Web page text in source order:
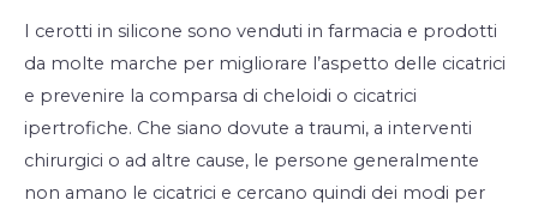
I cerotti in silicone sono venduti in farmacia e prodotti
da molte marche per migliorare l’aspetto delle cicatrici
e prevenire la comparsa di cheloidi o cicatrici
ipertrofiche. Che siano dovute a traumi, a interventi
chirurgici o ad altre cause, le persone generalmente
non amano le cicatrici e cercano quindi dei modi per
per
le
cicatrici:
funzionano?